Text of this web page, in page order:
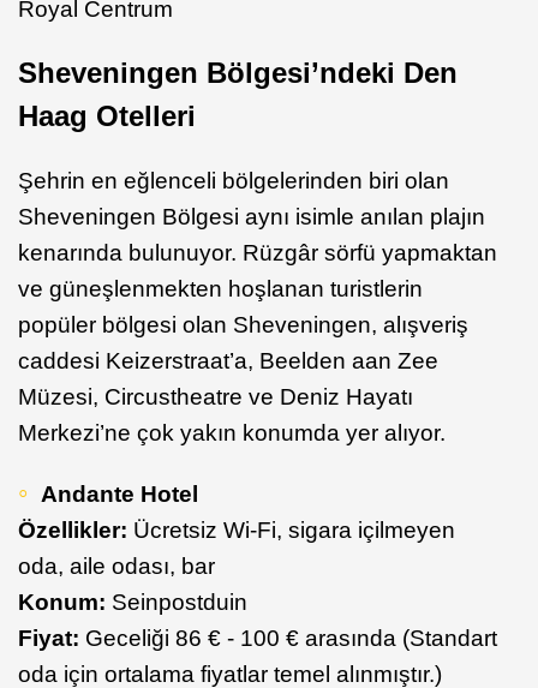
Royal Centrum
Sheveningen Bölgesi’ndeki Den
Haag Otelleri
Şehrin en eğlenceli bölgelerinden biri olan
Sheveningen Bölgesi aynı isimle anılan plajın
kenarında bulunuyor. Rüzgâr sörfü yapmaktan
ve güneşlenmekten hoşlanan turistlerin
popüler bölgesi olan Sheveningen, alışveriş
caddesi Keizerstraat’a, Beelden aan Zee
Müzesi, Circustheatre ve Deniz Hayatı
Merkezi’ne çok yakın konumda yer alıyor.
Andante Hotel
Özellikler: Ücretsiz Wi-Fi, sigara içilmeyen
oda, aile odası, bar
Konum: Seinpostduin
Fiyat: Geceliği 86 € - 100 € arasında (Standart
oda için ortalama fiyatlar temel alınmıştır.)